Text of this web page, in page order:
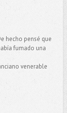
hecho pensé que
fumado una
venerable